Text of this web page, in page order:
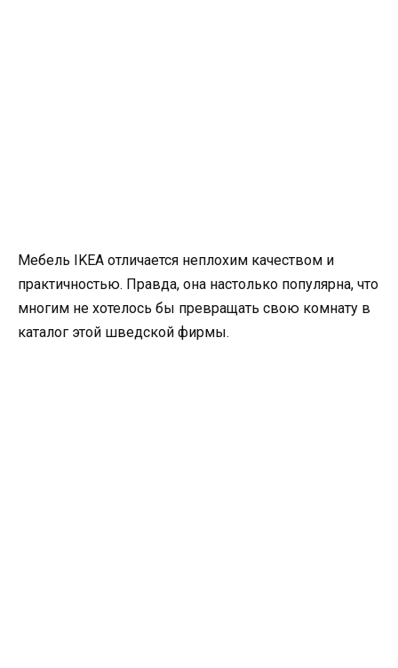
Мебель IKEA отличается неплохим качеством и
практичностью. Правда, она настолько популярна, что
многим не хотелось бы превращать свою комнату в
каталог этой шведской фирмы.